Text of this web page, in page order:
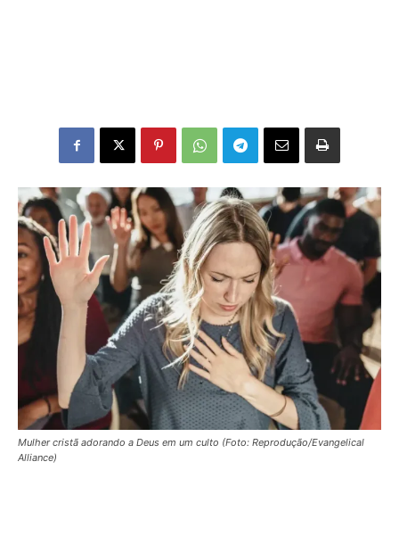
Mulher cristã adorando a Deus em um culto (Foto: Reprodução/Evangelical
Alliance)